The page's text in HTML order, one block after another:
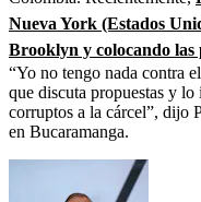
Nueva York (Estados
Brooklyn y colocando las
“Yo no tengo nada contra
que discuta propuestas y
corruptos a la cárcel”, dijo
en Bucaramanga.